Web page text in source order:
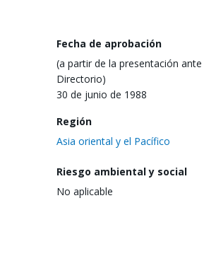
Fecha de aprobación
(a partir de la presentación ante
Directorio)
30 de junio de 1988
Región
Asia oriental y el Pacífico
Riesgo ambiental y social
No aplicable